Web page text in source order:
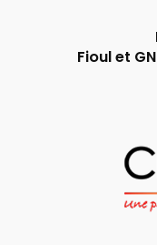
Fioul et